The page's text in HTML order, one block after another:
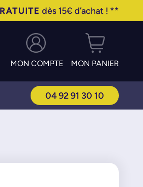
dès 15€ d’achat ! **
MON COMPTE MON PANIER
04 92 91 30 10